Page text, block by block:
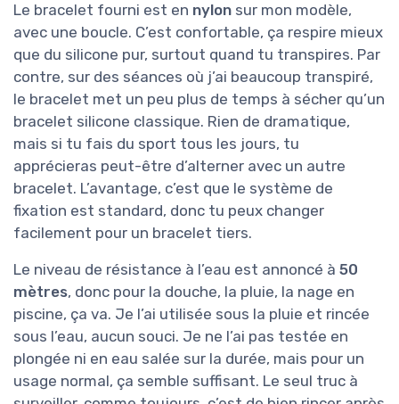
Le bracelet fourni est en nylon sur mon modèle,
avec une boucle. C’est confortable, ça respire mieux
que du silicone pur, surtout quand tu transpires. Par
contre, sur des séances où j’ai beaucoup transpiré,
le bracelet met un peu plus de temps à sécher qu’un
bracelet silicone classique. Rien de dramatique,
mais si tu fais du sport tous les jours, tu
apprécieras peut-être d’alterner avec un autre
bracelet. L’avantage, c’est que le système de
fixation est standard, donc tu peux changer
facilement pour un bracelet tiers.
Le niveau de résistance à l’eau est annoncé à 50
mètres, donc pour la douche, la pluie, la nage en
piscine, ça va. Je l’ai utilisée sous la pluie et rincée
sous l’eau, aucun souci. Je ne l’ai pas testée en
plongée ni en eau salée sur la durée, mais pour un
usage normal, ça semble suffisant. Le seul truc à